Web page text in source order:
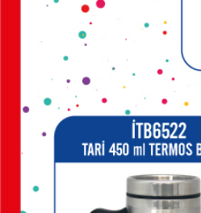
PRESS
DÖNÜŞÜMLÜ
ÜRÜNLER
KABLOSUZ